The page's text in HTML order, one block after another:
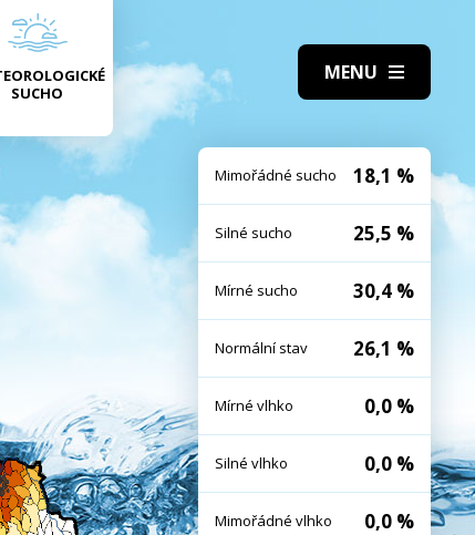
SUCHO
Mimořádné sucho 18,1 %
Silné sucho 25,5 %
Mírné sucho 30,4 %
Normální stav 26,1 %
Mírné vlhko 0,0 %
Silné vlhko 0,0 %
Mimořádné vlhko 0,0 %